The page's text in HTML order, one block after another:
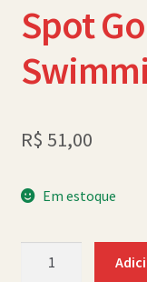
Spot
R$ 51,00
Em estoque